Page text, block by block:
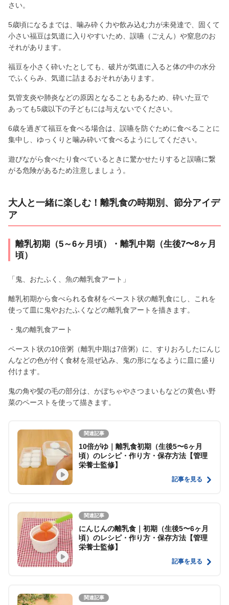
さい。
5歳頃になるまでは、噛み砕く力や飲み込む力が未発達で、固くて
小さい福豆は気道に入りやすいため、誤嚥（ごえん）や窒息のお
それがあります。
福豆を小さく砕いたとしても、破片が気道に入ると体の中の水分
でふくらみ、気道に詰まるおそれがあります。
気管支炎や肺炎などの原因となることもあるため、砕いた豆で
あっても5歳以下の子どもには与えないでください。
6歳を過ぎて福豆を食べる場合は、誤嚥を防ぐために食べることに
集中し、ゆっくりと噛み砕いて食べるようにしてください。
遊びながら食べたり食べているときに驚かせたりすると誤嚥に繋
がる危険があるため注意しましょう。
大人と一緒に楽しむ！離乳食の時期別、節分アイデ
ア
離乳初期（5～6ヶ月頃）・離乳中期（生後7〜8ヶ月
頃）
「鬼、おたふく、魚の離乳食アート」
離乳初期から食べられる食材をペースト状の離乳食にし、これを
使って皿に鬼やおたふくなどの離乳食アートを描きます。
・鬼の離乳食アート
ペースト状の10倍粥（離乳中期は7倍粥）に、すりおろしたにんじ
んなどの色が付く食材を混ぜ込み、鬼の形になるように皿に盛り
付けます。
鬼の角や髪の毛の部分は、かぼちゃやさつまいもなどの黄色い野
菜のペーストを使って描きます。
関連記事
10倍がゆ｜離乳食初期（生後5〜6ヶ月
頃）のレシピ・作り方・保存方法【管理
栄養士監修】
記事を見る
関連記事
にんじんの離乳食｜初期（生後5〜6ヶ月
頃）のレシピ・作り方・保存方法【管理
栄養士監修】
記事を見る
関連記事